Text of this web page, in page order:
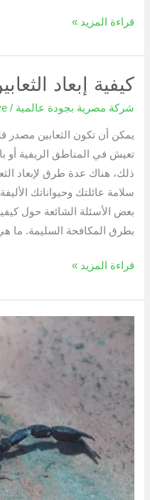
قراءة المزيد »
كيفية إبعاد
شركة مصرية بجودة عالمية /
يمكن أن تكون الثعابين مصدر
تعيش في المناطق الريفية أو
ذلك، هناك عدة طرق لإبعاد
سلامة عائلتك وحيواناتك
بعض الأسئلة الشائعة حول
بطرق المكافحة السليمة. ما هي
كيفية
قراءة المزيد »
كيفية
مكافحة
العقارب